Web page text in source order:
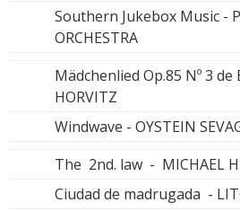
Southern Jukebox Music -
ORCHESTRA
Mädchenlied Op.85 Nº 3
HORVITZ
Windwave - OYSTEIN
The 2nd. law - MICHAEL
Ciudad de madrugada -